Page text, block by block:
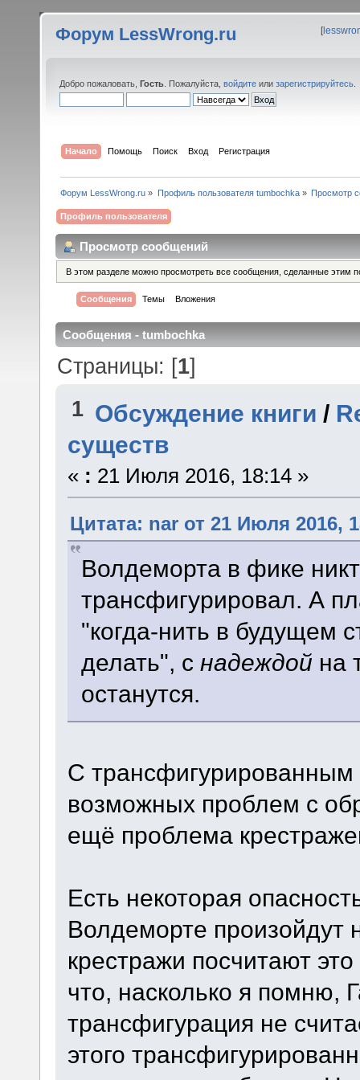
Форум LessWrong.ru [
Добро пожаловать, Гость . Пожалуйста, войдите или зарегистрируйтесь
Начало Помощь Поиск Вход Регистрация
Форум LessWrong.ru » Профиль пользователя tumbochka» Просмотр
Профиль пользователя
Просмотр сообщений
В этом разделе можно просмотреть все сообщения, сделанные этим
Сообщения Темы Вложения
Сообщения - tumbochka
Страницы: [1]
1 Обсуждение книги /
существ
« : 21 Июля 2016, 18:14 »
Цитата: nar от 21 Июля 2016,
Волдеморта в фике
трансфигурировал. А
"когда-нить в будущем
делать", снадеждой на
останутся.
С
возможных проблем с
ещё проблема
Есть некоторая
Волдеморте произойдут
крестражи посчитают
что, насколько я помню,
трансфигурация не
этого